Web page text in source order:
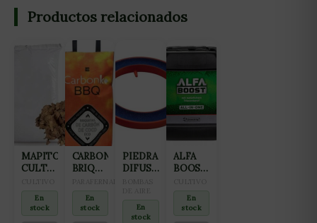
Productos relacionados
MAPITO
CULTIWOOL
En
stock
CARBONKO
BRIQUETAS
BOLSA
3KG
En
stock
PIEDRA
DIFUSORA
(12CM)
En
stock
ALFA
BOOST
En
stock